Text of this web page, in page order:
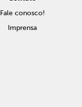
Fale conosco!
Imprensa